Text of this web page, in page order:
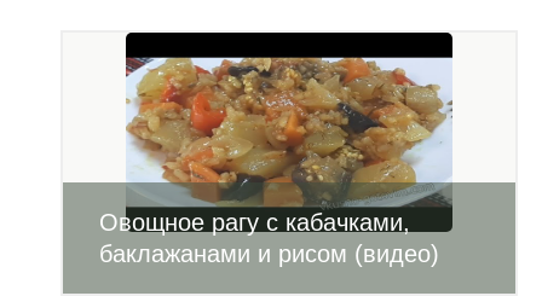
Овощное рагу с кабачками,
баклажанами и рисом (видео)